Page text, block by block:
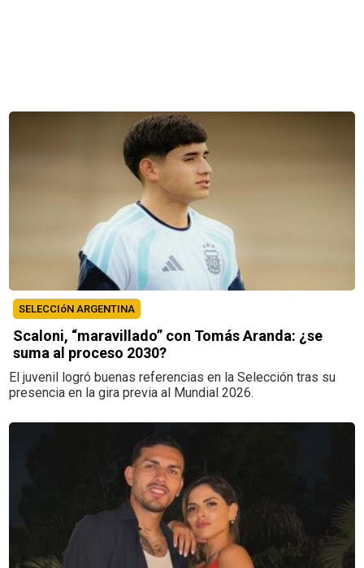
SELECCIóN ARGENTINA
Scaloni, “maravillado” con Tomás Aranda: ¿se
suma al proceso 2030?
El juvenil logró buenas referencias en la Selección tras su
presencia en la gira previa al Mundial 2026.